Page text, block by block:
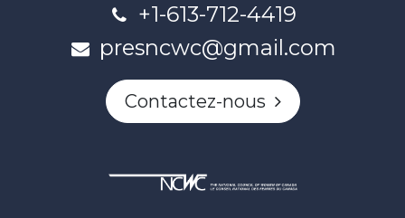
+1-613-712-4419
presncwc@gmail.com
Contactez-nous